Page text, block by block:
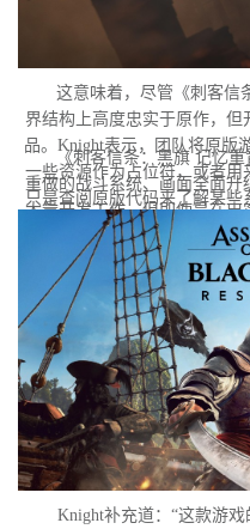
这意味着，尽管《刺客信
界结构上高度忠实于原作，
品。Knight表示，团队将原版
一些资源作为占位符，或者用
只是查阅原版代码来了解某
楚某些功能背后的逻辑，学
须
《刺客信条：黑旗 记忆
重做的战斗系统、画面全面
大量开发工作。但即使是在
版的
Knight补充道：“这款游